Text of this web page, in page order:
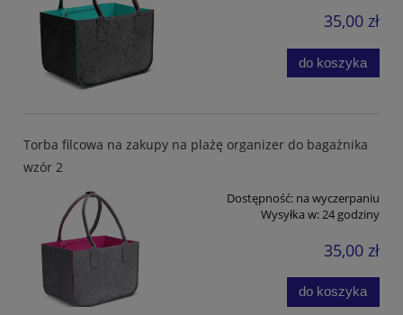
35,00 zł
do koszyka
Torba filcowa na zakupy na plażę organizer do bagażnika
wzór 2
Dostępność: na wyczerpaniu
Wysyłka w:24 godziny
35,00 zł
do koszyka